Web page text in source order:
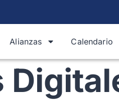
Alianzas Calendario